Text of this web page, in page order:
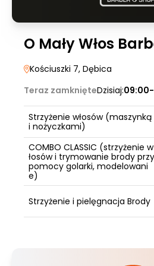
O Mały Włos
Kościuszki 7, Dębica
Teraz zamknięteDzisiaj:
Strzyżenie włosów (maszynką
i nożyczkami)
COMBO CLASSIC (strzyżenie w
łosów i trymowanie brody przy
pomocy golarki, modelowani
e)
Strzyżenie i pielęgnacja Brody